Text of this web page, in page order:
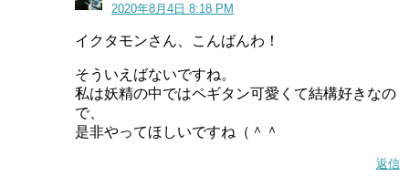
2020年8月4日 8:18 PM
イクタモンさん、こんばんわ！
そういえばないですね。
私は妖精の中ではペギタン可愛くて結構好きなの
で、
是非やってほしいですね（＾＾
返信